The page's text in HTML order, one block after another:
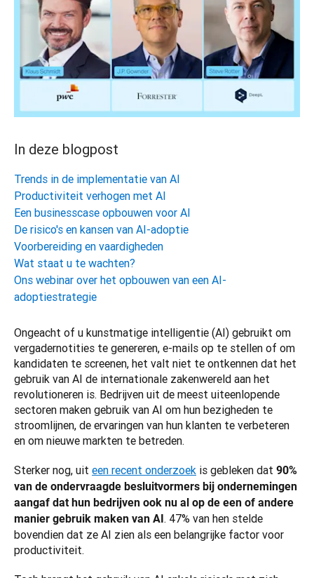
In deze blogpost
Trends in de implementatie van AI
Productiviteit verhogen met AI
Een businesscase opbouwen voor AI
De risico's en kansen van AI-adoptie
Voorbereiding en vaardigheden
Wat staat u te wachten?
Ons webinar over het opbouwen van een AI-
adoptiestrategie
Ongeacht of u kunstmatige intelligentie (AI) gebruikt om
vergadernotities te genereren, e-mails op te stellen of om
kandidaten te screenen, het valt niet te ontkennen dat het
gebruik van AI de internationale zakenwereld aan het
revolutioneren is. Bedrijven uit de meest uiteenlopende
sectoren maken gebruik van AI om hun bezigheden te
stroomlijnen, de ervaringen van hun klanten te verbeteren
en om nieuwe markten te betreden.
Sterker nog, uit een recent onderzoek is gebleken dat 90%
van de ondervraagde besluitvormers bij ondernemingen
aangaf dat hun bedrijven ook nu al op de een of andere
manier gebruik maken van AI . 47% van hen stelde
bovendien dat ze AI zien als een belangrijke factor voor
productiviteit.